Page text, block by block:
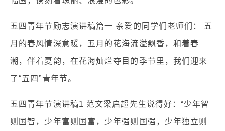
五四青年节励志演讲稿篇一 亲爱的同学们老师们： 五
月的春风情深意暖，五月的花海流溢飘香，和着春
潮，伴着夏韵，在花海灿烂夺目的季节里，我们迎来
了“五四”青年节。
五四青年节演讲稿1 范文梁启超先生说得好：“少年智
则国智，少年富则国富，少年强则国强，少年独立则